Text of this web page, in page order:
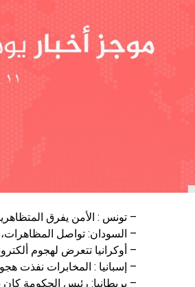
– تونس : الأمن يفرق
– السودان: تواصل
– أوكرانيا تتعرض لهجوم
– إسبانيا : المخابرات نفذت
– بريطانيا: رئيس الحكومة كان